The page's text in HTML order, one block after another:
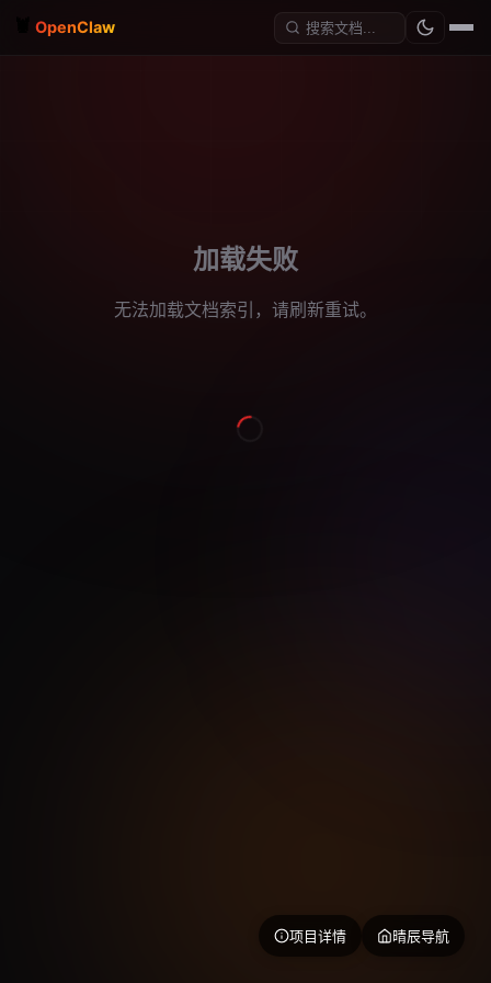
OpenClaw
加载失败
无法加载文档索引，请刷新重试。
项目详情 晴辰导航